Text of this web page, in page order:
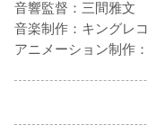
音響監督：三間雅文
音楽制作：キングレ
アニメーション制作